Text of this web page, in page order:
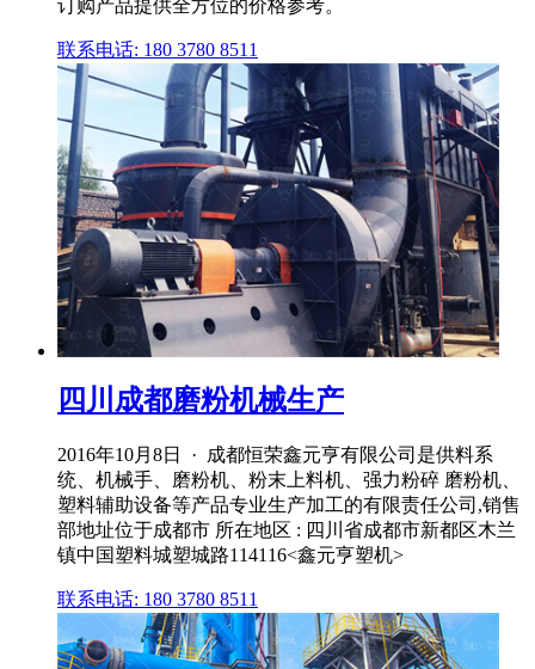
订购产品提供全方位的价格参考。
联系电话: 180 3780 8511
四川成都磨粉机械生产
2016年10月8日 · 成都恒荣鑫元亨有限公司是供料系
统、机械手、磨粉机、粉末上料机、强力粉碎 磨粉机、
塑料辅助设备等产品专业生产加工的有限责任公司,销售
部地址位于成都市 所在地区 : 四川省成都市新都区木兰
镇中国塑料城塑城路114116<鑫元亨塑机>
联系电话: 180 3780 8511